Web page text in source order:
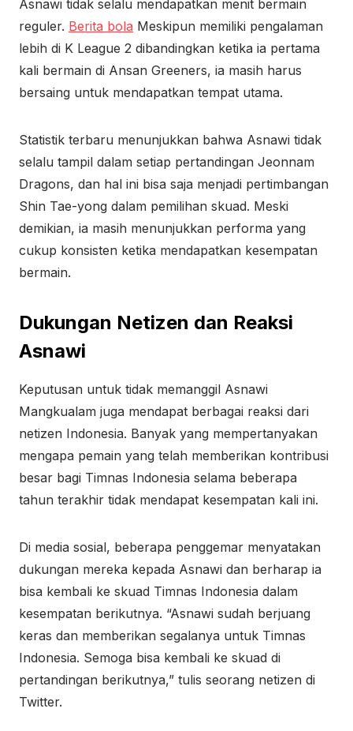
Asnawi tidak selalu mendapatkan menit bermain
reguler. Berita bola Meskipun memiliki pengalaman
lebih di K League 2 dibandingkan ketika ia pertama
kali bermain di Ansan Greeners, ia masih harus
bersaing untuk mendapatkan tempat utama.
Statistik terbaru menunjukkan bahwa Asnawi tidak
selalu tampil dalam setiap pertandingan Jeonnam
Dragons, dan hal ini bisa saja menjadi pertimbangan
Shin Tae-yong dalam pemilihan skuad. Meski
demikian, ia masih menunjukkan performa yang
cukup konsisten ketika mendapatkan kesempatan
bermain.
Dukungan Netizen dan Reaksi
Asnawi
Keputusan untuk tidak memanggil Asnawi
Mangkualam juga mendapat berbagai reaksi dari
netizen Indonesia. Banyak yang mempertanyakan
mengapa pemain yang telah memberikan kontribusi
besar bagi Timnas Indonesia selama beberapa
tahun terakhir tidak mendapat kesempatan kali ini.
Di media sosial, beberapa penggemar menyatakan
dukungan mereka kepada Asnawi dan berharap ia
bisa kembali ke skuad Timnas Indonesia dalam
kesempatan berikutnya. “Asnawi sudah berjuang
keras dan memberikan segalanya untuk Timnas
Indonesia. Semoga bisa kembali ke skuad di
pertandingan berikutnya,” tulis seorang netizen di
Twitter.